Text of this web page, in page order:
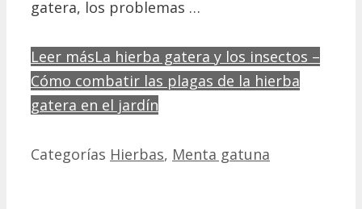
gatera, los problemas …
Leer másLa hierba gatera y los insectos –
Cómo combatir las plagas de la hierba
gatera en el jardín
Categorías Hierbas, Menta gatuna